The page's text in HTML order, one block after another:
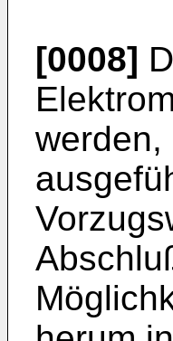
[0008]